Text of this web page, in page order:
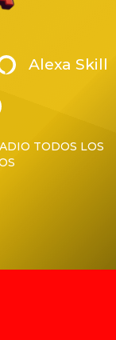
Alexa Skill
TODOS LOS